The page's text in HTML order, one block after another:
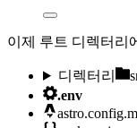
이제 루트 디렉터리
디렉터리
.env